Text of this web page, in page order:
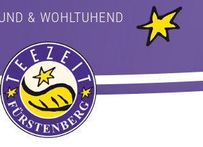
& WOHLTUHEND